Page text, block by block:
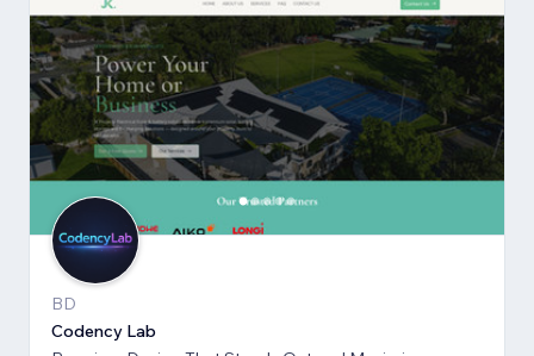
BD
Codency Lab